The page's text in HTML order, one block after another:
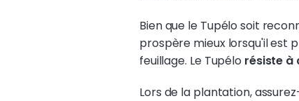
Bien que le Tupélo soit
prospère mieux lorsqu'il est
feuillage. Le Tupélo résiste à
Lors de la plantation,